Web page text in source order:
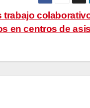
trabajo
en centros de